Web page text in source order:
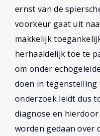
ernst van de
voorkeur gaat uit
makkelijk
herhaaldelijk toe te
om onder
doen in tegenstelling
onderzoek leidt dus
diagnose en
worden gedaan over